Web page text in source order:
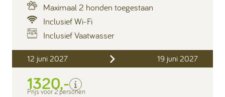
Maximaal 2 honden toegestaan
Inclusief Wi-Fi
Inclusief Vaatwasser
12 juni 2027 19 juni 2027
1320,-
Inclusief
Verblijfskosten
Prijs voor 2 personen